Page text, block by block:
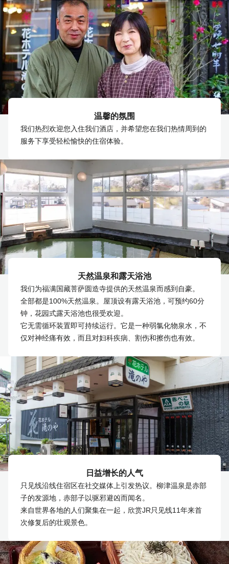
温馨的氛围
我们热烈欢迎您入住我们酒店，并希望您在我们热情周到的
服务下享受轻松愉快的住宿体验。
天然温泉和露天浴池
我们为福满国藏菩萨圆造寺提供的天然温泉而感到自豪。
全部都是100%天然温泉。屋顶设有露天浴池，可预约60分
钟，花园式露天浴池也很受欢迎。
它无需循环装置即可持续运行。它是一种弱氯化物泉水，不
仅对神经痛有效，而且对妇科疾病、割伤和擦伤也有效。
日益增长的人气
只见线沿线住宿区在社交媒体上引发热议。柳津温泉是赤部
子的发源地，赤部子以驱邪避凶而闻名。
来自世界各地的人们聚集在一起，欣赏JR只见线11年来首
次修复后的壮观景色。